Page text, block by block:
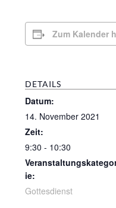
Zum Kalender
DETAILS
Datum:
14. November 2021
Zeit:
9:30 - 10:30
ie:
Gottesdienst